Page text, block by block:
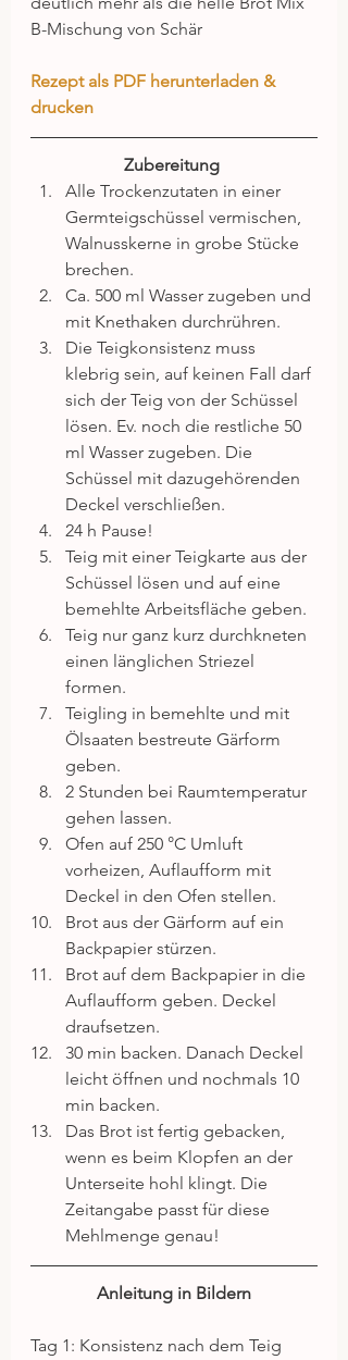
B-Mischung von Schär
Rezept als PDF herunterladen &
drucken
Zubereitung
Alle Trockenzutaten in einer
Germteigschüssel vermischen,
Walnusskerne in grobe Stücke
brechen.
Ca. 500 ml Wasser zugeben und
mit Knethaken durchrühren.
Die Teigkonsistenz muss
klebrig sein, auf keinen Fall darf
sich der Teig von der Schüssel
lösen. Ev. noch die restliche 50
ml Wasser zugeben. Die
Schüssel mit dazugehörenden
Deckel verschließen.
24 h Pause!
Teig mit einer Teigkarte aus der
Schüssel lösen und auf eine
bemehlte Arbeitsfläche geben.
Teig nur ganz kurz durchkneten
einen länglichen Striezel
formen.
Teigling in bemehlte und mit
Ölsaaten bestreute Gärform
geben.
2 Stunden bei Raumtemperatur
gehen lassen.
Ofen auf 250 °C Umluft
vorheizen, Auflaufform mit
Deckel in den Ofen stellen.
Brot aus der Gärform auf ein
Backpapier stürzen.
Brot auf dem Backpapier in die
Auflaufform geben. Deckel
draufsetzen.
30 min backen. Danach Deckel
leicht öffnen und nochmals 10
min backen.
Das Brot ist fertig gebacken,
wenn es beim Klopfen an der
Unterseite hohl klingt. Die
Zeitangabe passt für diese
Mehlmenge genau!
Anleitung in Bildern
Tag 1: Konsistenz nach dem Teig